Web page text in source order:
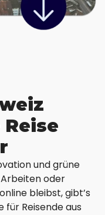
und grüne
oder
bleibst, gibt’s
für Reisende aus